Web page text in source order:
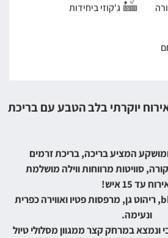
ג'קוזי ביחידות
יוקרתי בלב הטבע עם בריכת
המציע בריכה, בריכת זרמים
סוויטות מרווחות ווילה מושלמת
עד 15 איש!
בחצר המתחם פינות bbq, ריהוט גן, מרפסות פטיו ואווירה כפרית
ונעימה.
במרחק קצר ממגוון מסלולי טיול